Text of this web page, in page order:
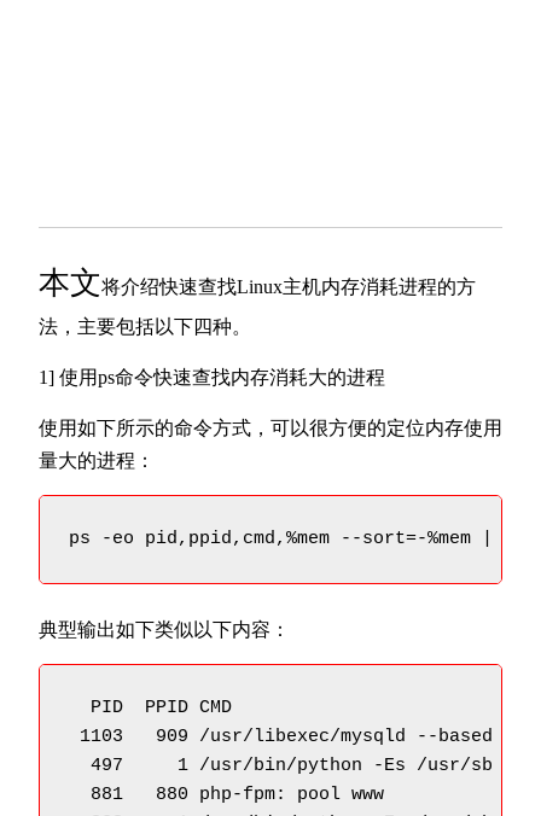
本文将介绍快速查找Linux主机内存消耗进程的方
法，主要包括以下四种。
1] 使用ps命令快速查找内存消耗大的进程
使用如下所示的命令方式，可以很方便的定位内存使用
量大的进程：
ps -eo pid,ppid,cmd,%mem --sort=-%mem |
典型输出如下类似以下内容：
PID  PPID CMD
1103   909 /usr/libexec/mysqld --based
497     1 /usr/bin/python -Es /usr/sb
881   880 php-fpm: pool www